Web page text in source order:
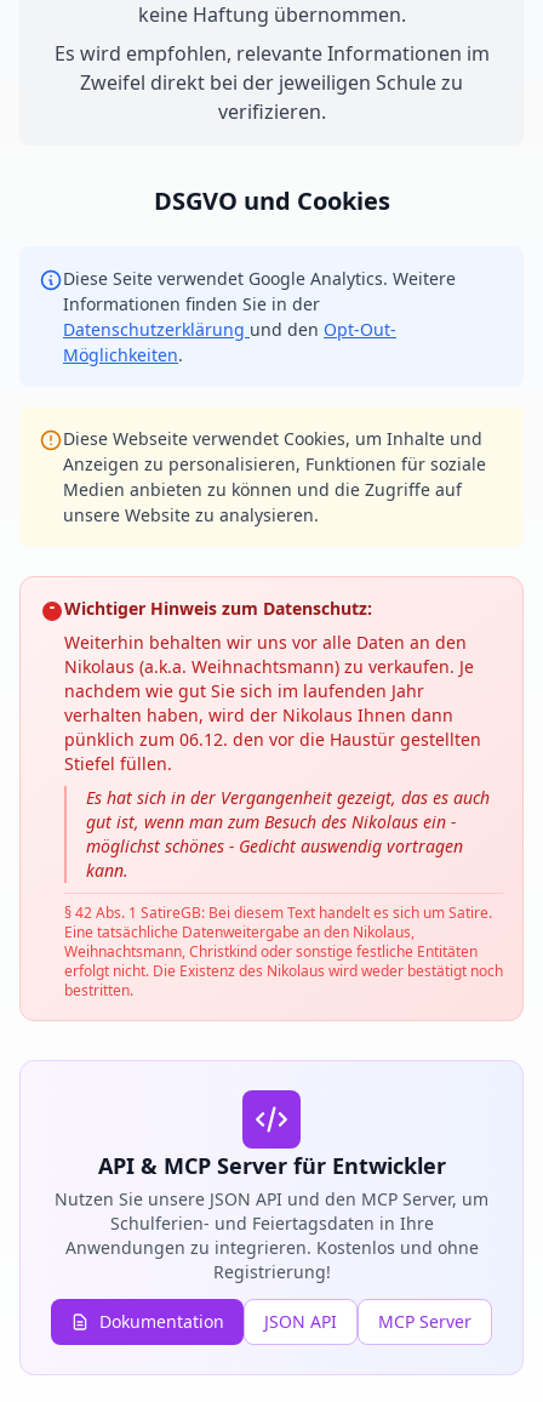
keine Haftung übernommen.
Es wird empfohlen, relevante Informationen im
Zweifel direkt bei der jeweiligen Schule zu
verifizieren.
DSGVO und Cookies
Diese Seite verwendet Google Analytics. Weitere
Informationen finden Sie in der
Datenschutzerklärung und den Opt-Out-
Möglichkeiten.
Diese Webseite verwendet Cookies, um Inhalte und
Anzeigen zu personalisieren, Funktionen für soziale
Medien anbieten zu können und die Zugriffe auf
unsere Website zu analysieren.
Wichtiger Hinweis zum Datenschutz:
Weiterhin behalten wir uns vor alle Daten an den
Nikolaus (a.k.a. Weihnachtsmann) zu verkaufen. Je
nachdem wie gut Sie sich im laufenden Jahr
verhalten haben, wird der Nikolaus Ihnen dann
pünklich zum 06.12. den vor die Haustür gestellten
Stiefel füllen.
Es hat sich in der Vergangenheit gezeigt, das es auch
gut ist, wenn man zum Besuch des Nikolaus ein -
möglichst schönes - Gedicht auswendig vortragen
kann.
§ 42 Abs. 1 SatireGB: Bei diesem Text handelt es sich um Satire.
Eine tatsächliche Datenweitergabe an den Nikolaus,
Weihnachtsmann, Christkind oder sonstige festliche Entitäten
erfolgt nicht. Die Existenz des Nikolaus wird weder bestätigt noch
bestritten.
API & MCP Server für Entwickler
Nutzen Sie unsere JSON API und den MCP Server, um
Schulferien- und Feiertagsdaten in Ihre
Anwendungen zu integrieren. Kostenlos und ohne
Registrierung!
Dokumentation JSON API MCP Server